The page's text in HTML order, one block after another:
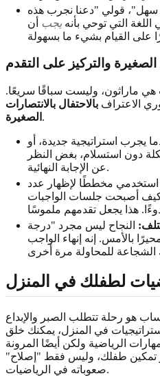
سهل"، قولي "دعنا نجرب هذه
اللغة التي توحي بأنه يجب أن
الصغيرة والتركيز على التقدم
ماراثون، وليست سباقًا سريعًا.
الاعتراف بالاحتفال بالانتصارات
الصغيرة .
يجرب استراتيجية جديدة، أو
دون استسلام، بغض النظر
عن الإجابة النهائية.
استخدمي مخططًا لإظهار عدد
كيف أصبحت جلسات الواجبات
النجاح ليس مجرد "درجة A" في
بالأمس. إنه إنهاء الواجب
لطفلك في المنزل
هو رحلة تتطلب الصبر والإبداع
في المنزل، يمكنك خلق
الرياضية ولكن أيضًا المرونة
تمكين طفلك، وليس فقط "إصلاح"
صعوباته في الرياضيات.